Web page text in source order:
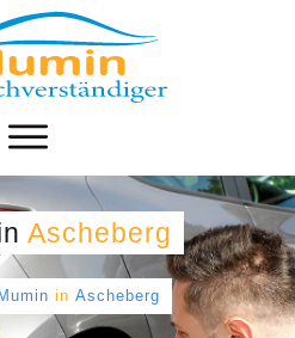
Ascheberg
in Ascheberg